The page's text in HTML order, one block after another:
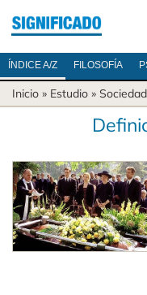
ÍNDICE A/Z FILOSOFÍA
Inicio » Estudio » Sociedad